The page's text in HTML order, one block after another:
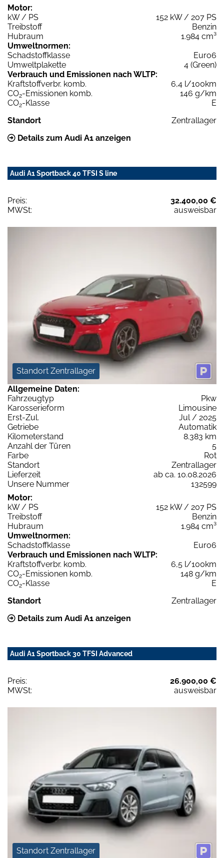
Motor:
kW / PS
152 kW / 207 PS
Treibstoff
Benzin
Hubraum
1.984 cm³
Umweltnormen:
Schadstoffklasse
Euro6
Umweltplakette
4 (Green)
Verbrauch und Emissionen nach WLTP:
Kraftstoffverbr. komb.
6,4 l/100km
CO2-Emissionen komb.
146 g/km
CO2-Klasse
E
Standort
Zentrallager
Details zum Audi A1 anzeigen
Audi A1 Sportback 40 TFSI S line
Preis:
32.400,00 €
MWSt:
ausweisbar
Standort Zentrallager
Allgemeine Daten:
Fahrzeugtyp
Pkw
Karosserieform
Limousine
Erst-Zul.
Jul / 2025
Getriebe
Automatik
Kilometerstand
8.383 km
Anzahl der Türen
5
Farbe
Rot
Standort
Zentrallager
Lieferzeit
ab ca. 10.08.2026
Unsere Nummer
132599
Motor:
kW / PS
152 kW / 207 PS
Treibstoff
Benzin
Hubraum
1.984 cm³
Umweltnormen:
Schadstoffklasse
Euro6
Verbrauch und Emissionen nach WLTP:
Kraftstoffverbr. komb.
6,5 l/100km
CO2-Emissionen komb.
148 g/km
CO2-Klasse
E
Standort
Zentrallager
Details zum Audi A1 anzeigen
Audi A1 Sportback 30 TFSI Advanced
Preis:
26.900,00 €
MWSt:
ausweisbar
Standort Zentrallager